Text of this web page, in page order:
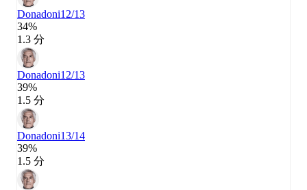
Donadoni12/13
34%
1.3 分
Donadoni12/13
39%
1.5 分
Donadoni13/14
39%
1.5 分